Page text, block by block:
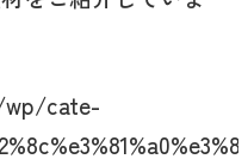
cate-